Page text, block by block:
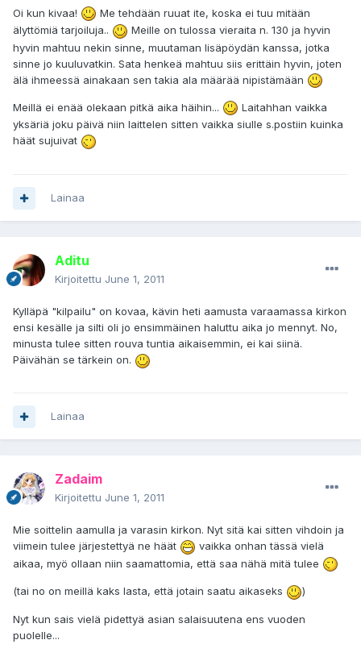
Oi kun kivaa!
Me tehdään ruuat ite, koska ei tuu mitään
älyttömiä tarjoiluja..
Meille on tulossa vieraita n. 130 ja hyvin
hyvin mahtuu nekin sinne, muutaman lisäpöydän kanssa, jotka
sinne jo kuuluvatkin. Sata henkeä mahtuu siis erittäin hyvin, joten
älä ihmeessä ainakaan sen takia ala määrää nipistämään
Meillä ei enää olekaan pitkä aika häihin...
Laitahhan vaikka
yksäriä joku päivä niin laittelen sitten vaikka siulle s.postiin kuinka
häät sujuivat
Lainaa
Aditu
Kirjoitettu June 1, 2011
Kylläpä "kilpailu" on kovaa, kävin heti aamusta varaamassa kirkon
ensi kesälle ja silti oli jo ensimmäinen haluttu aika jo mennyt. No,
minusta tulee sitten rouva tuntia aikaisemmin, ei kai siinä.
Päivähän se tärkein on.
Lainaa
Zadaim
Kirjoitettu June 1, 2011
Mie soittelin aamulla ja varasin kirkon. Nyt sitä kai sitten vihdoin ja
viimein tulee järjestettyä ne häät
vaikka onhan tässä vielä
aikaa, myö ollaan niin saamattomia, että saa nähä mitä tulee
(tai no on meillä kaks lasta, että jotain saatu aikaseks )
Nyt kun sais vielä pidettyä asian salaisuutena ens vuoden
puolelle...